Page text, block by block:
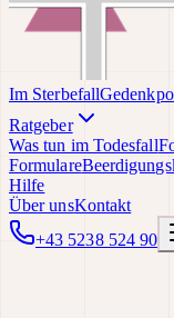
Im Sterbefall
Ratgeber
Was tun im Todesfall
Formulare
Hilfe
Über unsKontakt
+43 5238 524 90